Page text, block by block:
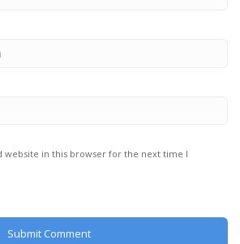
website in this browser for the next time I